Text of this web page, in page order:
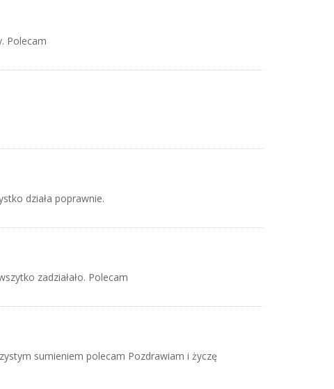
Polecam
działa poprawnie.
zadziałało. Polecam
sumieniem polecam Pozdrawiam i życzę